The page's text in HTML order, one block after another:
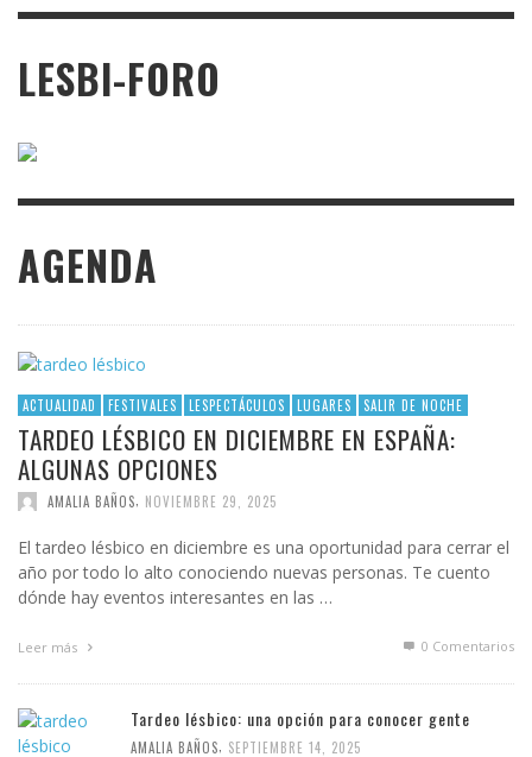
LESBI-FORO
AGENDA
ACTUALIDAD FESTIVALES LESPECTÁCULOS LUGARES SALIR DE NOCHE
TARDEO LÉSBICO EN DICIEMBRE EN ESPAÑA:
ALGUNAS OPCIONES
AMALIA BAÑOS NOVIEMBRE 29, 2025
El tardeo lésbico en diciembre es una oportunidad para cerrar el
año por todo lo alto conociendo nuevas personas. Te cuento
dónde hay eventos interesantes en las …
Leer más 0 Comentarios
Tardeo lésbico: una opción para conocer gente
AMALIA BAÑOS SEPTIEMBRE 14, 2025